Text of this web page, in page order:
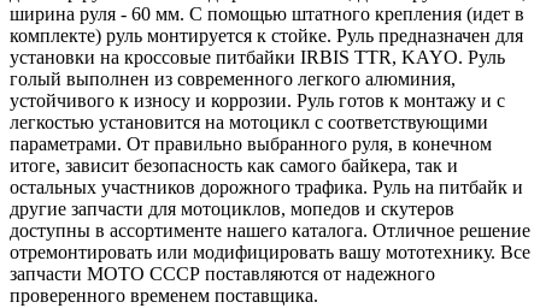
ширина руля - 60 мм. С помощью штатного крепления (идет в
комплекте) руль монтируется к стойке. Руль предназначен для
установки на кроссовые питбайки IRBIS TTR, KAYO. Руль
голый выполнен из современного легкого алюминия,
устойчивого к износу и коррозии. Руль готов к монтажу и с
легкостью установится на мотоцикл с соответствующими
параметрами. От правильно выбранного руля, в конечном
итоге, зависит безопасность как самого байкера, так и
остальных участников дорожного трафика. Руль на питбайк и
другие запчасти для мотоциклов, мопедов и скутеров
доступны в ассортименте нашего каталога. Отличное решение
отремонтировать или модифицировать вашу мототехнику. Все
запчасти МОТО СССР поставляются от надежного
проверенного временем поставщика.